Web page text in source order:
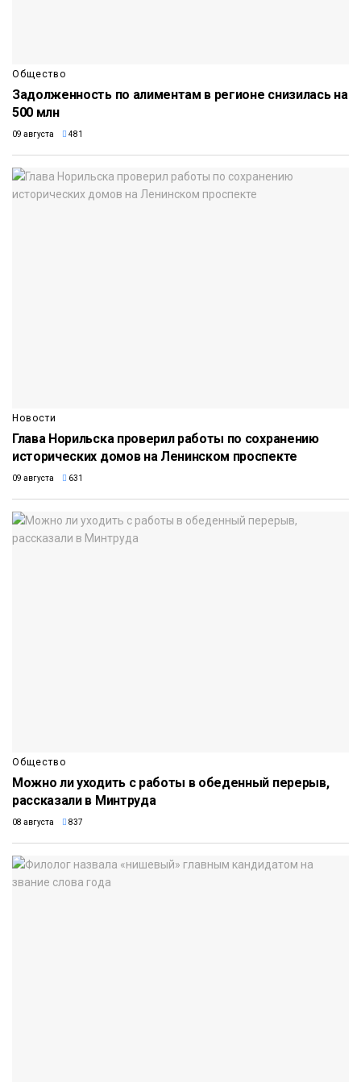
Общество
Задолженность по алиментам в регионе снизилась на
500 млн
09 августа 481
Новости
Глава Норильска проверил работы по сохранению
исторических домов на Ленинском проспекте
09 августа 631
Общество
Можно ли уходить с работы в обеденный перерыв,
рассказали в Минтруда
08 августа 837